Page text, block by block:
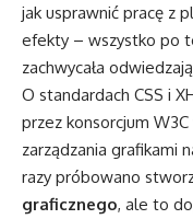
jak usprawnić pracę z
efekty – wszystko po
zachwycała
O standardach CSS i
przez konsorcjum
zarządzania grafikami
razy próbowano
graficznego, ale to